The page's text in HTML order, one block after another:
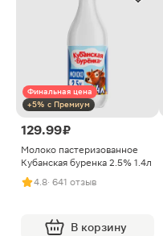
Финальная цена
+5% с Премиум
129.99 ₽
Молоко пастеризованное
Кубанская буренка 2.5% 1.4л
4.8· 641 отзыв
В корзину